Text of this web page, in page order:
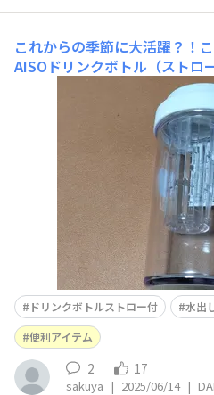
これからの季節に大活躍？！
AISOドリンクボトル（ストロ
（ストロー付） 私は暑がりで
年中飲んでいましたが、ミド
は常温の飲み物を摂るように
にいちいち沸かして淹れたも
で、水出しのお茶などを用意
ドリンクボトルストロー付 水出
便利アイテム
2 17
sakuya | 2025/06/14 |